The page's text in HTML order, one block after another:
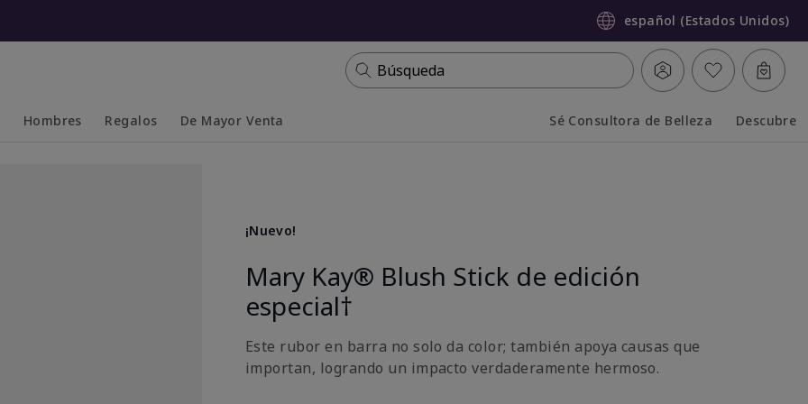
español (Estados Unidos)
Búsqueda
Hombres Regalos De Mayor Venta Sé Consultora de Belleza Descubre
¡Nuevo!
Mary Kay® Blush Stick de edición
especial†
Este rubor en barra no solo da color; también apoya causas que
importan, logrando un impacto verdaderamente hermoso.